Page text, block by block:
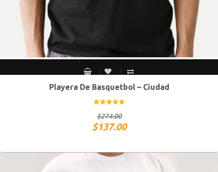
CH M G XG
Playera De Basquetbol – Ciudad
$274.00
$137.00